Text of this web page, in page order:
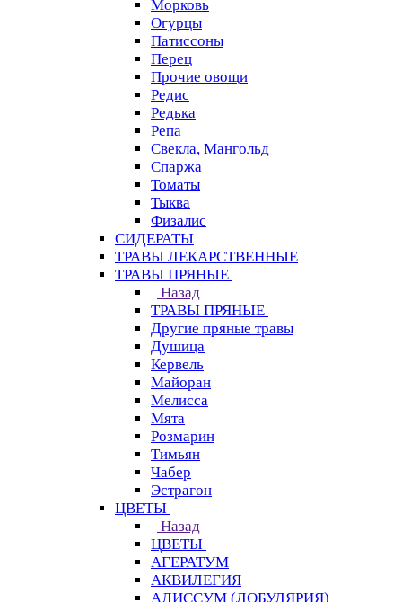
Морковь
Огурцы
Патиссоны
Перец
Прочие овощи
Редис
Редька
Репа
Свекла, Мангольд
Спаржа
Томаты
Тыква
Физалис
СИДЕРАТЫ
ТРАВЫ ЛЕКАРСТВЕННЫЕ
ТРАВЫ ПРЯНЫЕ
Назад
ТРАВЫ ПРЯНЫЕ
Другие пряные травы
Душица
Кервель
Майоран
Мелисса
Мята
Розмарин
Тимьян
Чабер
Эстрагон
ЦВЕТЫ
Назад
ЦВЕТЫ
АГЕРАТУМ
АКВИЛЕГИЯ
АЛИССУМ (ЛОБУЛЯРИЯ)